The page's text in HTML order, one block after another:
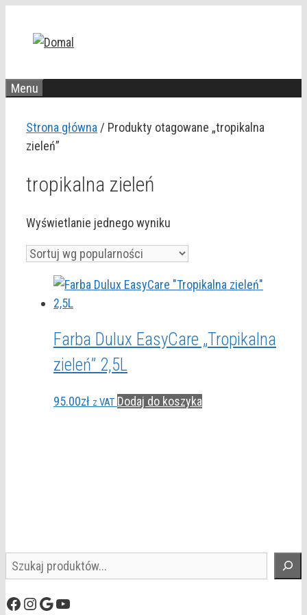
Menu
Strona główna / Produkty otagowane „tropikalna
zieleń”
tropikalna zieleń
Wyświetlanie jednego wyniku
Farba Dulux EasyCare „Tropikalna
zieleń” 2,5L
95.00zł z VAT Dodaj do koszyka
Szukaj
Facebook
Instagram
GoogleYouTube